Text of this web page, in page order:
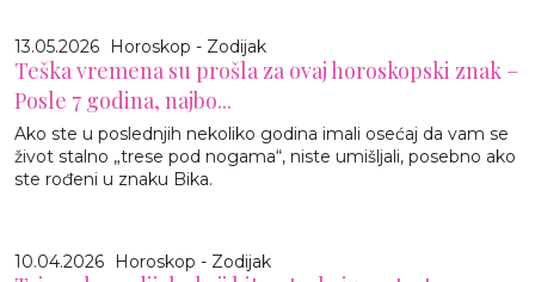
13.05.2026 Horoskop - Zodijak
Teška vremena su prošla za ovaj horoskopski znak –
Posle 7 godina, najbo...
Ako ste u poslednjih nekoliko godina imali osećaj da vam se
život stalno „trese pod nogama“, niste umišljali, posebno ako
ste rođeni u znaku Bika.
10.04.2026 Horoskop - Zodijak